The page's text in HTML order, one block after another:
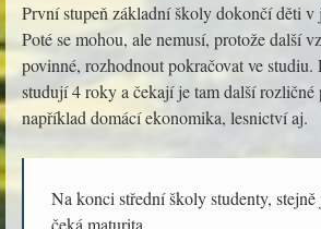
První stupeň základní školy dokončí děti v
Poté se mohou, ale nemusí, protože další
povinné, rozhodnout pokračovat ve studiu.
studují 4 roky a čekají je tam další rozličné
například domácí ekonomika, lesnictví aj.
Na konci střední školy studenty,
čeká maturita